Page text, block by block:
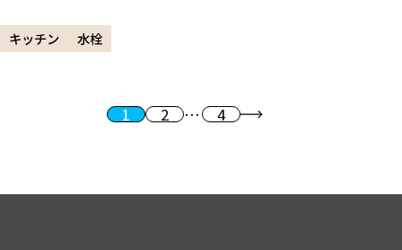
キッチン 水栓
投稿のページ送り1 2 … 4 次へ